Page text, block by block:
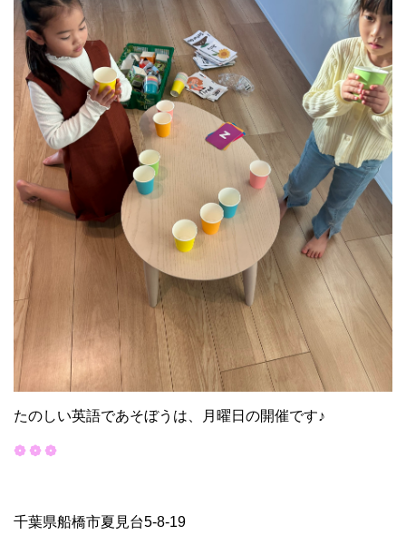
たのしい英語であそぼうは、月曜日の開催です♪
❁ ❁ ❁
千葉県船橋市夏見台5-8-19